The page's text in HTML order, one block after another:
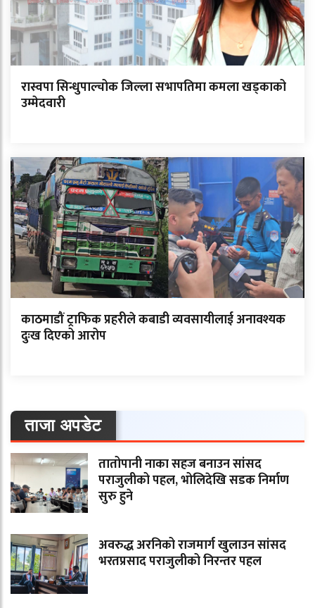
रास्वपा सिन्धुपाल्चोक जिल्ला सभापतिमा कमला खड्काको
उम्मेदवारी
काठमाडौं ट्राफिक प्रहरीले कबाडी व्यवसायीलाई अनावश्यक
दुःख दिएको आरोप
ताजा अपडेट
तातोपानी नाका सहज बनाउन सांसद
पराजुलीको पहल, भोलिदेखि सडक निर्माण
सुरु हुने
अवरुद्ध अरनिको राजमार्ग खुलाउन सांसद
भरतप्रसाद पराजुलीको निरन्तर पहल